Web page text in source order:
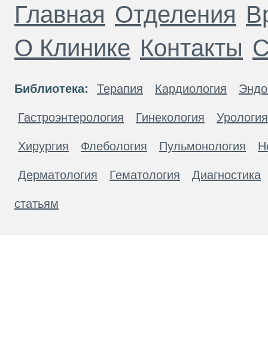
Главная Отделения
О Клинике Контакты
Библиотека: Терапия Кардиология
Гастроэнтерология Гинекология Урология
Хирургия Флебология Пульмонология
Дерматология Гематология Диагностика
статьям